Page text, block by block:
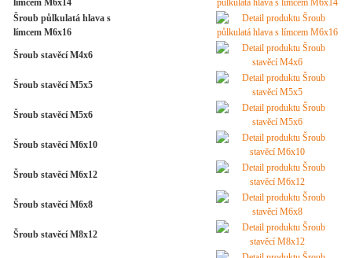
límcem M6x14
Šroub půlkulatá hlava s
límcem M6x16
Šroub stavěcí M4x6
Šroub stavěcí M5x5
Šroub stavěcí M5x6
Šroub stavěcí M6x10
Šroub stavěcí M6x12
Šroub stavěcí M6x8
Šroub stavěcí M8x12